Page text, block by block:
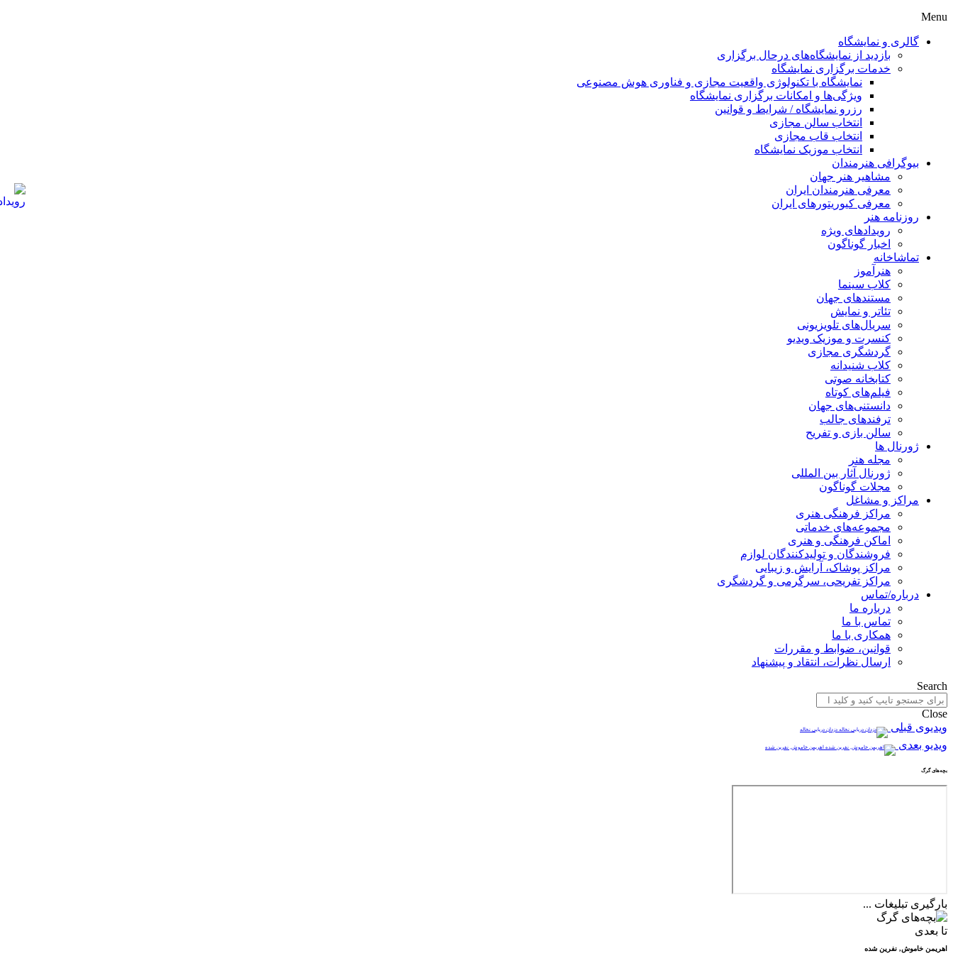
Menu
گالری و نمایشگاه
بازدید از نمایشگاه‌های درحال برگزاری
خدمات برگزاری نمایشگاه
نمایشگاه با تکنولوژی واقعیت مجازی و فناوری هوش مصنوعی
ویژگی‌ها و امکانات برگزاری نمایشگاه
رزرو نمایشگاه / شرایط و قوانین
انتخاب سالن مجازی
انتخاب قاب مجازی
انتخاب موزیک نمایشگاه
بیوگرافی هنرمندان
مشاهیر هنر جهان
معرفی هنرمندان ایران
معرفی کیوریتورهای ایران
روزنامه هنر
رویدادهای ویژه
اخبار گوناگون
تماشاخانه
هنرآموز
کلاب سینما
مستندهای جهان
تئاتر و نمایش
سریال‌های تلویزیونی
کنسرت و موزیک ویدیو
گردشگری مجازی
کلاب شنیدانه
کتابخانه صوتی
فیلم‌های کوتاه
دانستنی‌های جهان
ترفندهای جالب
سالن بازی و تفریح
ژورنال ها
مجله هنر
ژورنال آثار بین المللی
مجلات گوناگون
مراکز و مشاغل
مراکز فرهنگی هنری
مجموعه‌های خدماتی
اماکن فرهنگی و هنری
فروشندگان و تولیدکنندگان لوازم
مراکز پوشاک، آرایش و زیبایی
مراکز تفریحی، سرگرمی و گردشگری
درباره/تماس
درباره ما
تماس با ما
همکاری با ما
قوانین، ضوابط و مقررات
ارسال نظرات، انتقاد و پیشنهاد
Search
Close
ویدیوی قبلی
دزدان دریایی نخاله
ویدیو بعدی اهریمن خاموش, نفرین شده
بچه‌های گرگ
بارگیری تبلیغات ...
تا بعدی
اهریمن خاموش, نفرین شده